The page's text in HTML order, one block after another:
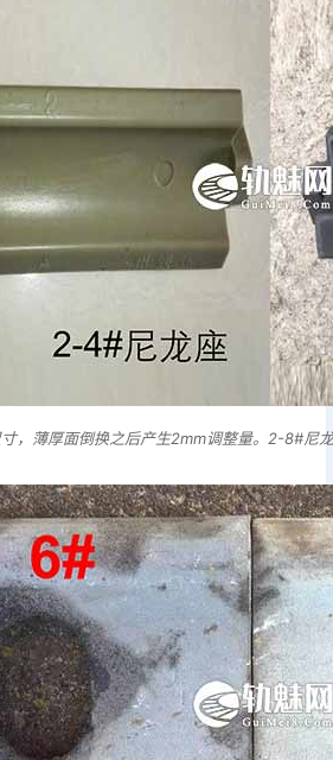
，薄厚面倒换之后产生2mm调整量。2-8#尼